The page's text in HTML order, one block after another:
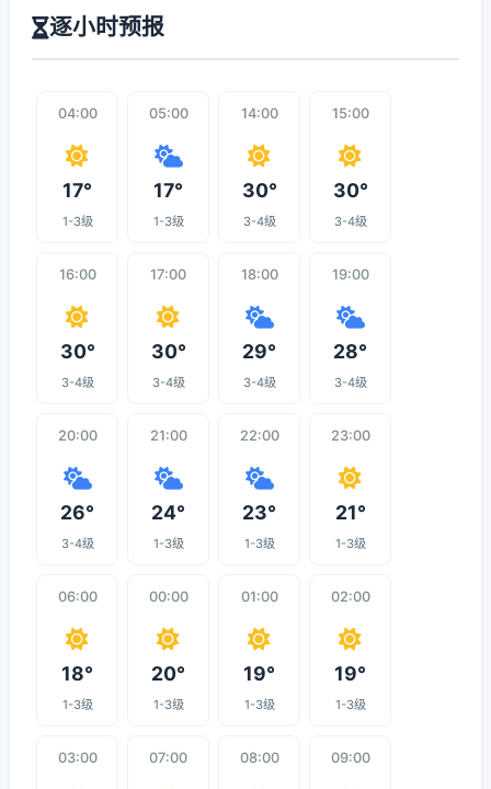
逐小时预报
04:00
17°
1-3级
05:00
17°
1-3级
14:00
30°
3-4级
15:00
30°
3-4级
16:00
30°
3-4级
17:00
30°
3-4级
18:00
29°
3-4级
19:00
28°
3-4级
20:00
26°
3-4级
21:00
24°
1-3级
22:00
23°
1-3级
23:00
21°
1-3级
06:00
18°
1-3级
00:00
20°
1-3级
01:00
19°
1-3级
02:00
19°
1-3级
03:00 07:00 08:00 09:00